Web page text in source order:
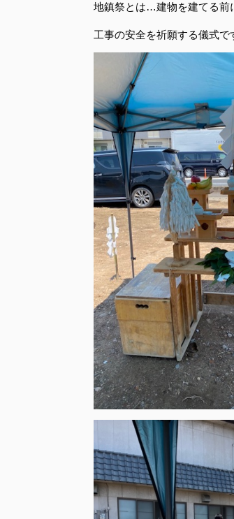
地鎮祭とは…建物を建てる前
工事の安全を祈願する儀式で